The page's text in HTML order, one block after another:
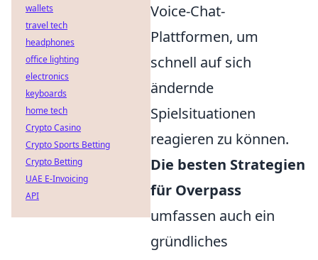
Voice-Chat-
Plattformen, um
schnell auf sich
ändernde
Spielsituationen
reagieren zu können.
Die besten Strategien
für Overpass
umfassen auch ein
gründliches
wallets
travel tech
headphones
office lighting
electronics
keyboards
home tech
Crypto Casino
Crypto Sports Betting
Crypto Betting
UAE E-Invoicing
API